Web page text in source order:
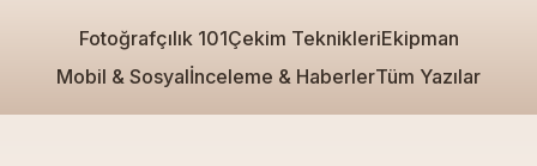
Fotoğrafçılık 101Çekim TeknikleriEkipman
Mobil & Sosyalİnceleme & HaberlerTüm Yazılar